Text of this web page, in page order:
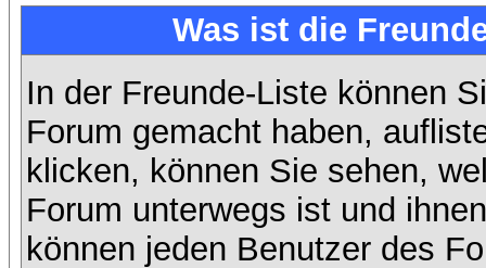
Was ist die
In der Freunde-Liste können
Forum gemacht haben,
klicken, können Sie sehen,
Forum unterwegs ist und
können jeden Benutzer des